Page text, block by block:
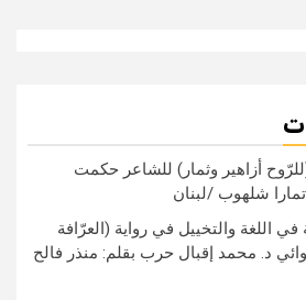
أزاهير وثمار) للشاعر حكمت
شلهوب /لبنان
اللغة والتخييل في رواية (العرّافة
د. محمد إقبال حرب بقلم: منذر فالح